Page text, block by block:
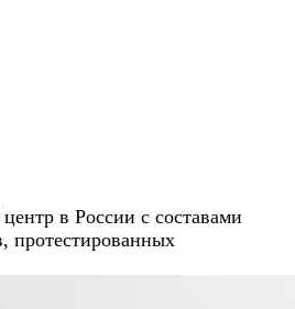
в России с составами
протестированных